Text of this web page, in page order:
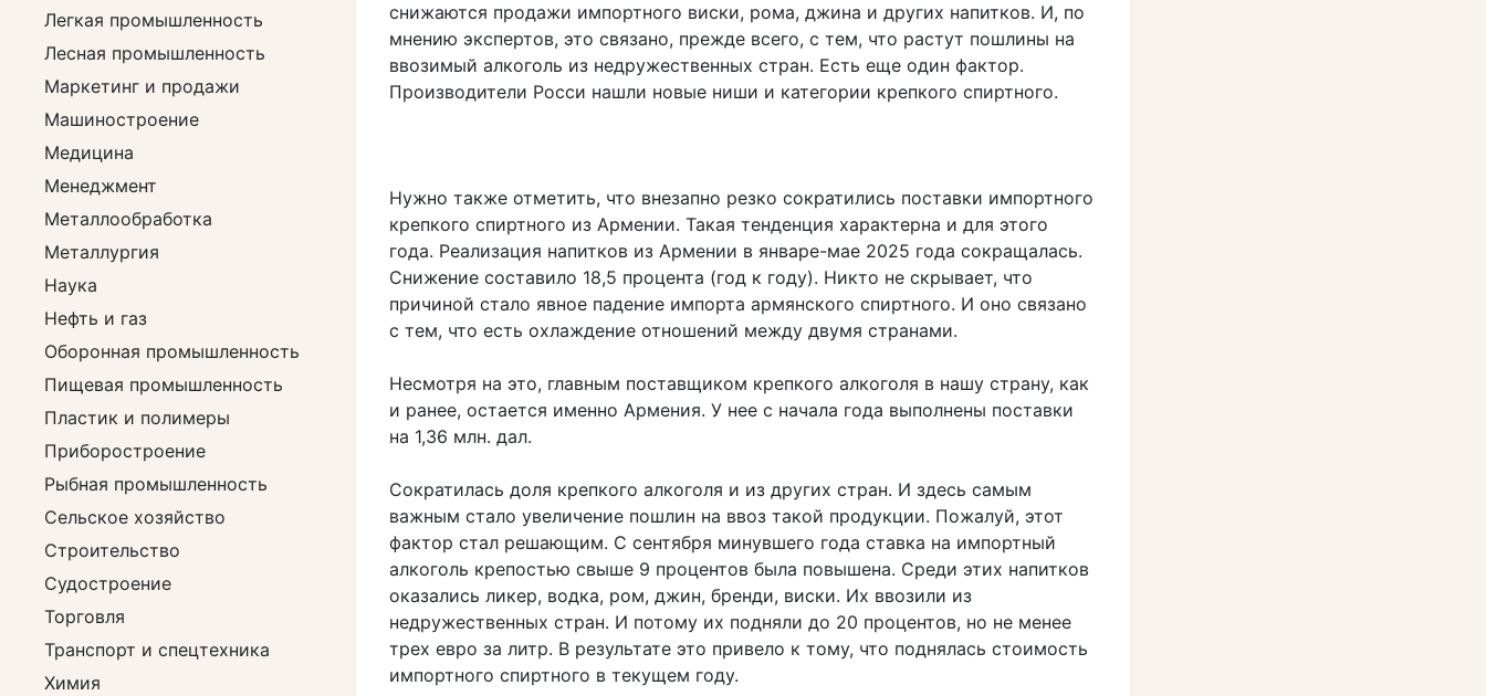
снижаются продажи импортного виски, рома, джина и других напитков. И, по
мнению экспертов, это связано, прежде всего, с тем, что растут пошлины на
ввозимый алкоголь из недружественных стран. Есть еще один фактор.
Производители Росси нашли новые ниши и категории крепкого спиртного.
Нужно также отметить, что внезапно резко сократились поставки импортного
крепкого спиртного из Армении. Такая тенденция характерна и для этого
года. Реализация напитков из Армении в январе-мае 2025 года сокращалась.
Снижение составило 18,5 процента (год к году). Никто не скрывает, что
причиной стало явное падение импорта армянского спиртного. И оно связано
с тем, что есть охлаждение отношений между двумя странами.
Несмотря на это, главным поставщиком крепкого алкоголя в нашу страну, как
и ранее, остается именно Армения. У нее с начала года выполнены поставки
на 1,36 млн. дал.
Сократилась доля крепкого алкоголя и из других стран. И здесь самым
важным стало увеличение пошлин на ввоз такой продукции. Пожалуй, этот
фактор стал решающим. С сентября минувшего года ставка на импортный
алкоголь крепостью свыше 9 процентов была повышена. Среди этих напитков
оказались ликер, водка, ром, джин, бренди, виски. Их ввозили из
недружественных стран. И потому их подняли до 20 процентов, но не менее
трех евро за литр. В результате это привело к тому, что поднялась стоимость
импортного спиртного в текущем году.
Легкая промышленность
Лесная промышленность
Маркетинг и продажи
Машиностроение
Медицина
Менеджмент
Металлообработка
Металлургия
Наука
Нефть и газ
Оборонная промышленность
Пищевая промышленность
Пластик и полимеры
Приборостроение
Рыбная промышленность
Сельское хозяйство
Строительство
Судостроение
Торговля
Транспорт и спецтехника
Химия